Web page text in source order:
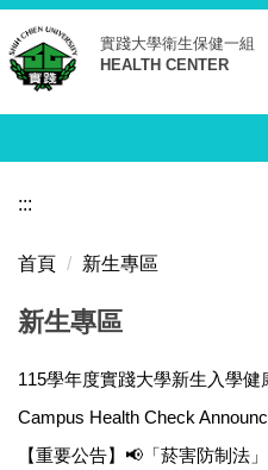
跳
到
主
要
區
實踐大學衛生保健一組
HEALTH CENTER
:::
首頁 新生專區
新生專區
115學年度實踐大學新生入學健
Campus Health Check
【重要公告】📢「菸害防制法